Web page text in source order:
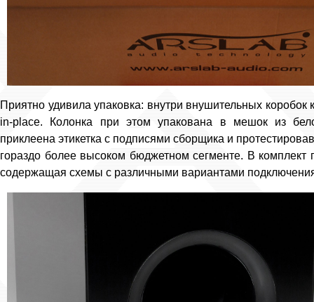
Приятно удивила упаковка: внутри внушительных
in-place. Колонка при этом упакована в мешок из
приклеена этикетка с подписями сборщика и
гораздо более высоком бюджетном сегменте. В комплект
содержащая схемы с различными вариантами